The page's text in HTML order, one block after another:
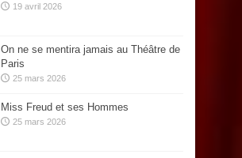
19 avril 2026
On ne se mentira jamais au Théâtre de
Paris
25 mars 2026
Miss Freud et ses Hommes
25 mars 2026